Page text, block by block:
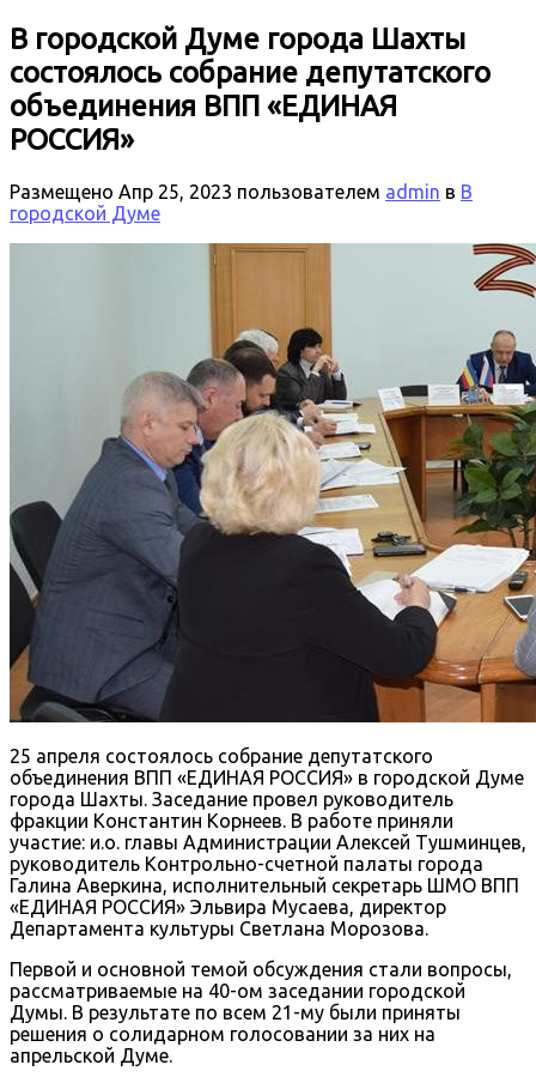
В городской Думе города Шахты
состоялось собрание депутатского
объединения ВПП «ЕДИНАЯ
РОССИЯ»
Размещено Апр 25, 2023 пользователем admin в В
городской Думе
25 апреля состоялось собрание депутатского
объединения ВПП «ЕДИНАЯ РОССИЯ» в городской Думе
города Шахты. Заседание провел руководитель
фракции Константин Корнеев. В работе приняли
участие: и.о. главы Администрации Алексей Тушминцев,
руководитель Контрольно-счетной палаты города
Галина Аверкина, исполнительный секретарь ШМО ВПП
«ЕДИНАЯ РОССИЯ» Эльвира Мусаева, директор
Департамента культуры Светлана Морозова.
Первой и основной темой обсуждения стали вопросы,
рассматриваемые на 40-ом заседании городской
Думы. В результате по всем 21-му были приняты
решения о солидарном голосовании за них на
апрельской Думе.